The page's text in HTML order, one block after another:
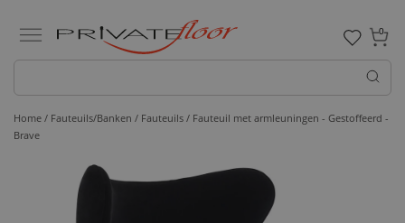
0
Home / Fauteuils/Banken / Fauteuils / Fauteuil met armleuningen - Gestoffeerd -
Brave